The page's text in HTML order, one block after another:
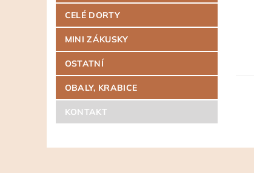
CELÉ DORTY
MINI ZÁKUSKY
OSTATNÍ
OBALY, KRABICE
KONTAKT